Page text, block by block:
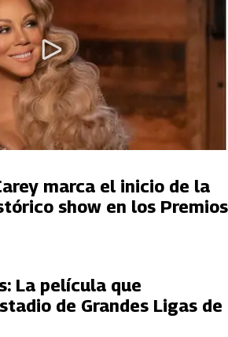
marca el inicio de la
show en los Premios
La película que
de Grandes Ligas de